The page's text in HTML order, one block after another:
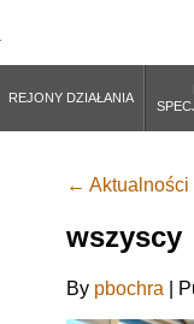
REJONY DZIAŁANIA
← Aktualności
wszyscy
By pbochra